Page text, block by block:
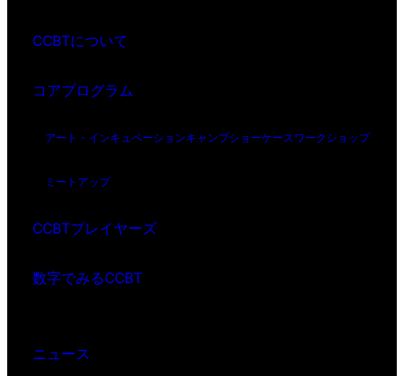
CCBTについて
コアプログラム
アート・インキュベーションキャンプショーケースワークショップ
ミートアップ
CCBTプレイヤーズ
数字でみるCCBT
ニュース